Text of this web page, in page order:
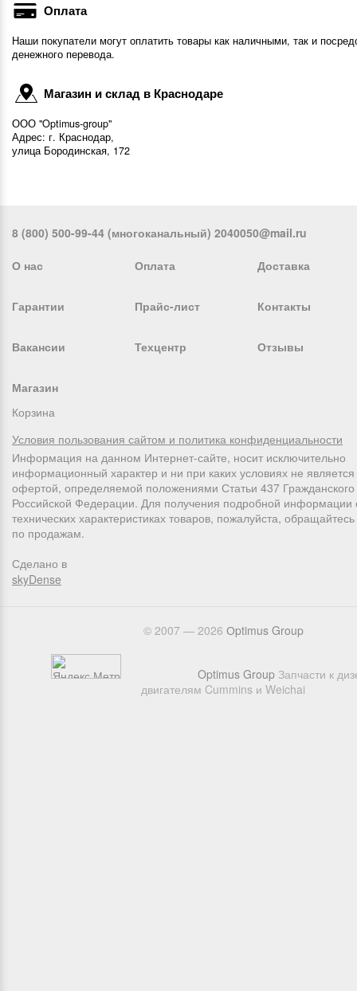
Оплата
Наши покупатели могут оплатить товары как наличными, так и
денежного перевода.
Магазин и склад в Краснодаре
ООО "Optimus-group"
Адрес: г. Краснодар,
улица Бородинская, 172
8 (800) 500-99-44 (многоканальный) 2040050@mail.ru
О нас Оплата Доставка
Гарантии Прайс-лист Контакты
Вакансии Техцентр Отзывы
Магазин
Корзина
Условия пользования сайтом и политика конфиденциальности
Информация на данном Интернет-сайте, носит исключительно
информационный характер и ни при каких условиях не
офертой, определяемой положениями Статьи 437 Гражданского
Российской Федерации. Для получения подробной информации
технических характеристиках товаров, пожалуйста,
по продажам.
Сделано в
skyDense
© 2007 — 2026 Оptimus Group
Optimus Group Запчасти к
двигателям Cummins и Weichai